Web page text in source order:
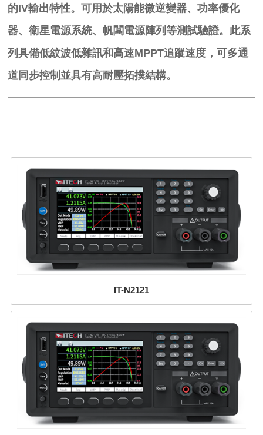
的IV輸出特性。可用於太陽能微逆變器、功率優化
器、衛星電源系統、帆闆電源陣列等測試驗證。此系
列具備低紋波低雜訊和高速MPPT追蹤速度，可多通
道同步控制並具有高耐壓拓撲結構。
IT-N2121